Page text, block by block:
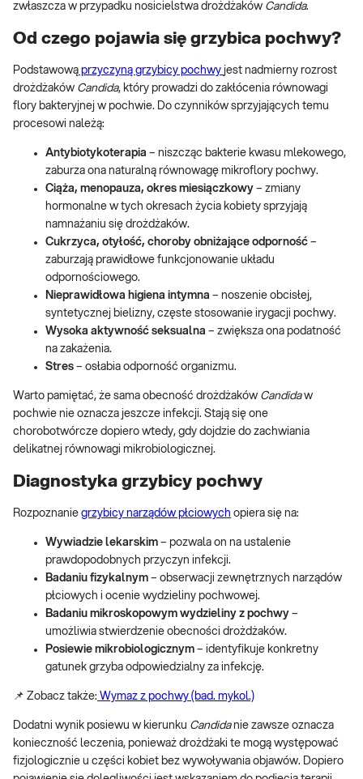
zwłaszcza w przypadku nosicielstwa drożdżaków Candida.
Od czego pojawia się grzybica pochwy?
Podstawową przyczyną grzybicy pochwy jest nadmierny rozrost
drożdżaków Candida, który prowadzi do zakłócenia równowagi
flory bakteryjnej w pochwie. Do czynników sprzyjających temu
procesowi należą:
Antybiotykoterapia – niszcząc bakterie kwasu mlekowego,
zaburza ona naturalną równowagę mikroflory pochwy.
Ciąża, menopauza, okres miesiączkowy – zmiany
hormonalne w tych okresach życia kobiety sprzyjają
namnażaniu się drożdżaków.
Cukrzyca, otyłość, choroby obniżające odporność –
zaburzają prawidłowe funkcjonowanie układu
odpornościowego.
Nieprawidłowa higiena intymna – noszenie obcisłej,
syntetycznej bielizny, częste stosowanie irygacji pochwy.
Wysoka aktywność seksualna – zwiększa ona podatność
na zakażenia.
Stres – osłabia odporność organizmu.
Warto pamiętać, że sama obecność drożdżaków Candidaw
pochwie nie oznacza jeszcze infekcji. Stają się one
chorobotwórcze dopiero wtedy, gdy dojdzie do zachwiania
delikatnej równowagi mikrobiologicznej.
Diagnostyka grzybicy pochwy
Rozpoznanie grzybicy narządów płciowych opiera się na:
Wywiadzie lekarskim – pozwala on na ustalenie
prawdopodobnych przyczyn infekcji.
Badaniu fizykalnym – obserwacji zewnętrznych narządów
płciowych i ocenie wydzieliny pochwowej.
Badaniu mikroskopowym wydzieliny z pochwy –
umożliwia stwierdzenie obecności drożdżaków.
Posiewie mikrobiologicznym – identyfikuje konkretny
gatunek grzyba odpowiedzialny za infekcję.
📌 Zobacz także: Wymaz z pochwy (bad. mykol.)
Dodatni wynik posiewu w kierunku Candidanie zawsze oznacza
konieczność leczenia, ponieważ drożdżaki te mogą występować
fizjologicznie u części kobiet bez wywoływania objawów. Dopiero